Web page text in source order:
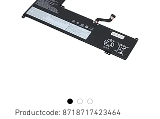
Productcode: 8718717423464